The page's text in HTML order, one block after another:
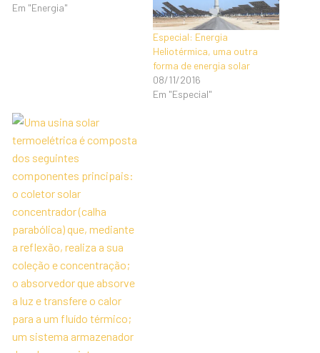
Em "Energia"
Especial: Energia
Heliotérmica, uma outra
forma de energia solar
08/11/2016
Em "Especial"